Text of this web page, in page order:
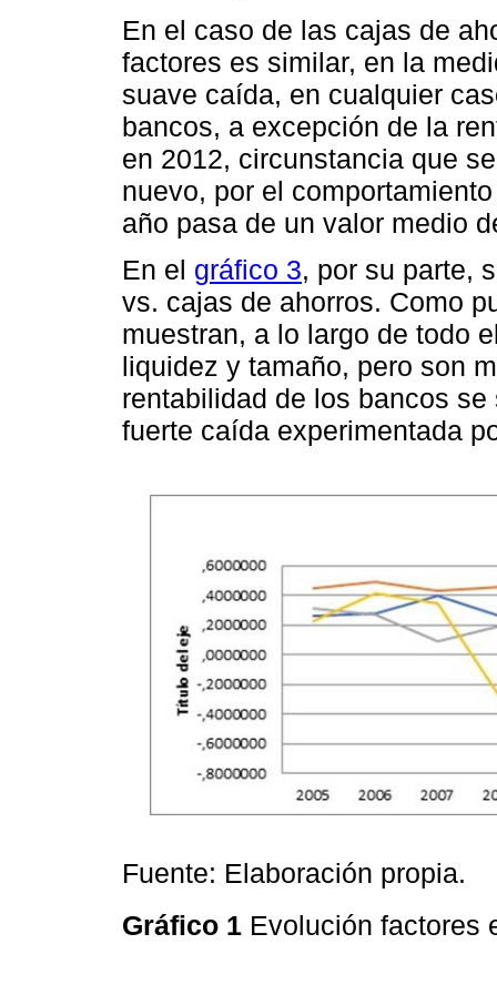
En el caso de las cajas de
factores es similar, en la
suave caída, en cualquier
bancos, a excepción de la
en 2012, circunstancia que
nuevo, por el
año pasa de un valor medio
En el gráfico 3, por su parte,
vs. cajas de ahorros. Como
muestran, a lo largo de todo
liquidez y tamaño, pero son
rentabilidad de los bancos
fuerte caída experimentada
Fuente: Elaboración propia.
Gráfico 1 Evolución